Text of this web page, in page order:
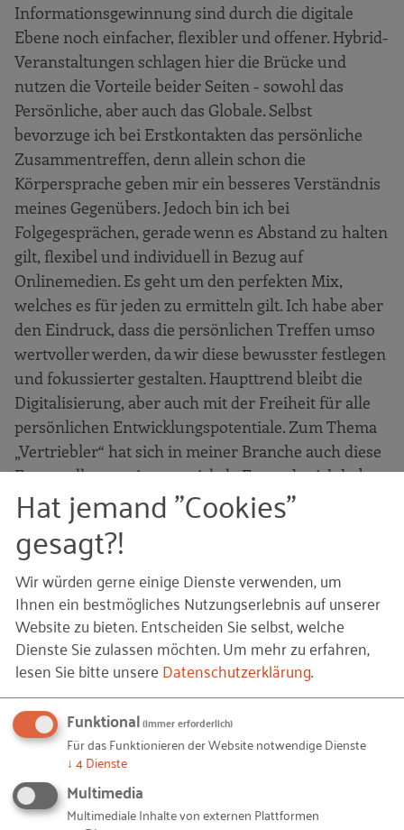
Informationsgewinnung sind durch die digitale
Ebene noch einfacher, flexibler und offener. Hybrid-
Veranstaltungen schlagen hier die Brücke und
nutzen die Vorteile beider Seiten - sowohl das
Persönliche, aber auch das Globale. Selbst
bevorzuge ich bei Erstkontakten das persönliche
Zusammentreffen, denn allein schon die
Körpersprache geben mir ein besseres Verständnis
meines Gegenübers. Jedoch bin ich bei
Folgegesprächen, gerade wenn es Abstand zu halten
gilt, flexibel und individuell in Bezug auf
Onlinemedien. Es geht um den perfekten Mix,
welches es für jeden zu ermitteln gilt. Ich habe aber
den Eindruck, dass die persönlichen Treffen umso
wertvoller werden, da wir diese bewusster festlegen
und fokussierter gestalten. Haupttrend bleibt die
Digitalisierung, aber auch mit der Freiheit für alle
persönlichen Entwicklungspotentiale. Zum Thema
„Vertriebler“ hat sich in meiner Branche auch diese
Fragestellung weiterentwickelt. Entweder ich habe
den Key-Account-Manager, der den Input der
Schlüsselkunden direkt ins Produktmanagement
weitergibt, oder statt des regionalen
Handelsvertreters eine überregionale oder
internationale Agentur mit festen Showrooms und
Fachmessepräsenz. Inzwischen entwickeln sich
auch digitale Agenturen, die online eine B2B- oder
B2C-Präsenz für Unternehmen anbieten.
Am schnellsten Fuß gefasst hat E-Commerce in
Richtung Endverbraucher. Was können
Maschinenbauer und Zulieferbetriebe vom B2C-
Geschäft lernen?
Gerade aus dem Modebereich kann man den
Hat jemand "Cookies"
gesagt?!
Wir würden gerne einige Dienste verwenden, um
Ihnen ein bestmögliches Nutzungserlebnis auf unserer
Website zu bieten. Entscheiden Sie selbst, welche
Dienste Sie zulassen möchten.Um mehr zu erfahren,
lesen Sie bitte unsereDatenschutzerklärung.
Funktional(immer erforderlich)
Für das Funktionieren der Website notwendige Dienste
↓ 4Dienste
Multimedia
Multimediale Inhalte von externen Plattformen